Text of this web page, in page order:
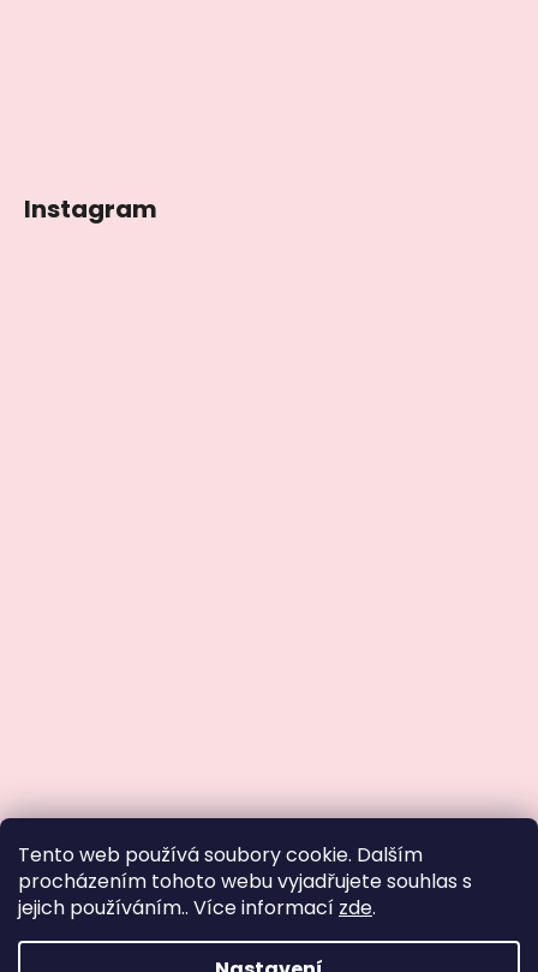
Tento web používá soubory cookie. Dalším
procházením tohoto webu vyjadřujete souhlas s
jejich používáním.. Více informací zde.
Instagram
SLEVA 10 % na první nákup
Přihlaste se a buďte první,kdo se dozví
o zvýhodněnýchnabídkácha novinkách.